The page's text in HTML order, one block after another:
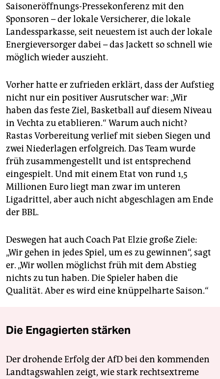
Saisoneröffnungs-Pressekonferenz mit den
Sponsoren – der lokale Versicherer, die lokale
Landessparkasse, seit neuestem ist auch der lokale
Energieversorger dabei – das Jackett so schnell wie
möglich wieder auszieht.
Vorher hatte er zufrieden erklärt, dass der Aufstieg
nicht nur ein positiver Ausrutscher war: „Wir
haben das feste Ziel, Basketball auf diesem Niveau
in Vechta zu etablieren.“ Warum auch nicht?
Rastas Vorbereitung verlief mit sieben Siegen und
zwei Niederlagen erfolgreich. Das Team wurde
früh zusammengestellt und ist entsprechend
eingespielt. Und mit einem Etat von rund 1,5
Millionen Euro liegt man zwar im unteren
Ligadrittel, aber auch nicht abgeschlagen am Ende
der BBL.
Deswegen hat auch Coach Pat Elzie große Ziele:
„Wir gehen in jedes Spiel, um es zu gewinnen“, sagt
er. „Wir wollen möglichst früh mit dem Abstieg
nichts zu tun haben. Die Spieler haben die
Qualität. Aber es wird eine knüppelharte Saison.“
Die Engagierten stärken
Der drohende Erfolg der AfD bei den kommenden
Landtagswahlen zeigt, wie stark rechtsextreme